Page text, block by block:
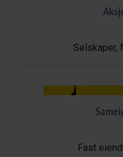
Selskaper,
Fast